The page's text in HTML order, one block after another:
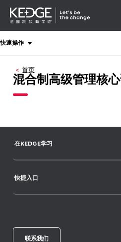
Kedge
Business
School
快速操作
首页
混合制高级管理核心
在KEDGE学习
快捷入口
联系我们